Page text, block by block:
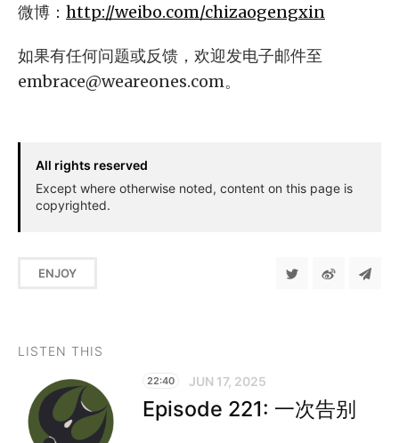
微博： http://weibo.com/chizaogengxin
如果有任何问题或反馈，欢迎发电子邮件至
embrace@weareones.com。
All rights reserved
Except where otherwise noted, content on this page is
copyrighted.
ENJOY
LISTEN THIS
22:40 JUN 17, 2025
Episode 221: 一次告别